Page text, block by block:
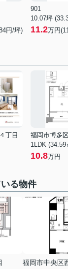
円/坪)
901
10.07坪
11.2万円
丁目
福岡市博多
1LDK (34.59
10.8万円
る物件
福岡市中央区